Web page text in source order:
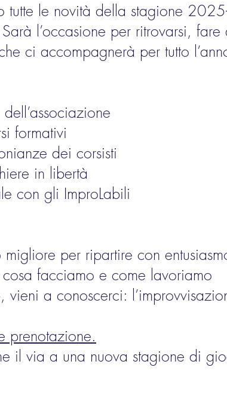
tutte le novità della stagione
l’occasione per ritrovarsi,
ci accompagnerà per tutto
formativi
dei corsisti
in libertà
con gli ImproLabili
per ripartire con
facciamo e come lavoriamo
vieni a conoscerci:
prenotazione.
il via a una nuova stagione di